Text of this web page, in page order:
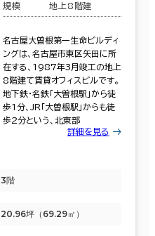
規模 地上8階建
名古屋大曽根第一生命ビルディ
ングは、名古屋市東区矢田に所
在する、1987年3月竣工の地上
8階建て賃貸オフィスビルです。
地下鉄・名鉄「大曽根駅」から徒
歩1分、JR「大曽根駅」からも徒
歩2分という、北東部
詳細を見る
3階
20.96坪（69.29㎡）